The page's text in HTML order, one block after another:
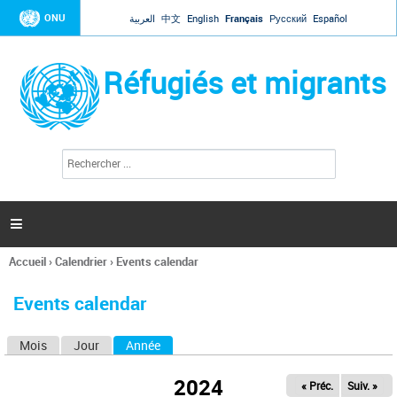
Jump to navigation
ONU العربية 中文 English Français Русский Español
Réfugiés et migrants
l
c
h
e

Vous
ici
Accueil›Calendrier› Events calendar
Events calendar
Mois Jour Année
2024 « Préc. Suiv. »